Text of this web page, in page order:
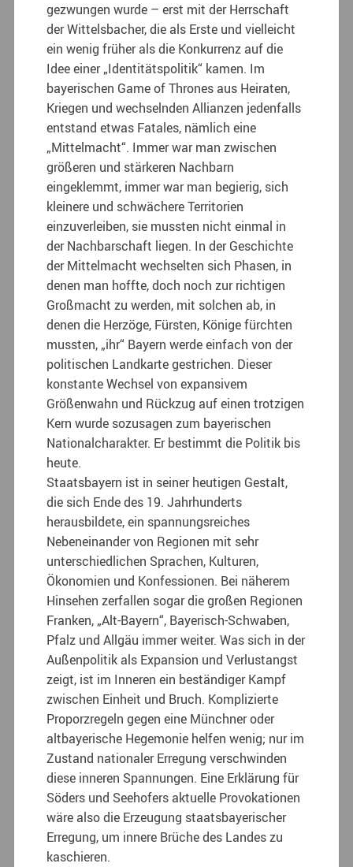
gezwungen wurde – erst mit der Herrschaft
der Wittelsbacher, die als Erste und vielleicht
ein wenig früher als die Konkurrenz auf die
Idee einer „Identitätspolitik“ kamen. Im
bayerischen Game of Thrones aus Heiraten,
Kriegen und wechselnden Allianzen jedenfalls
entstand etwas Fatales, nämlich eine
„Mittelmacht“. Immer war man zwischen
größeren und stärkeren Nachbarn
eingeklemmt, immer war man begierig, sich
kleinere und schwächere Territorien
einzuverleiben, sie mussten nicht einmal in
der Nachbarschaft liegen. In der Geschichte
der Mittelmacht wechselten sich Phasen, in
denen man hoffte, doch noch zur richtigen
Großmacht zu werden, mit solchen ab, in
denen die Herzöge, Fürsten, Könige fürchten
mussten, „ihr“ Bayern werde einfach von der
politischen Landkarte gestrichen. Dieser
konstante Wechsel von expansivem
Größenwahn und Rückzug auf einen trotzigen
Kern wurde sozusagen zum bayerischen
Nationalcharakter. Er bestimmt die Politik bis
heute.
Staatsbayern ist in seiner heutigen Gestalt,
die sich Ende des 19. Jahrhunderts
herausbildete, ein spannungsreiches
Nebeneinander von Regionen mit sehr
unterschiedlichen Sprachen, Kulturen,
Ökonomien und Konfessionen. Bei näherem
Hinsehen zerfallen sogar die großen Regionen
Franken, „Alt-Bayern“, Bayerisch-Schwaben,
Pfalz und Allgäu immer weiter. Was sich in der
Außenpolitik als Expansion und Verlustangst
zeigt, ist im Inneren ein beständiger Kampf
zwischen Einheit und Bruch. Komplizierte
Proporzregeln gegen eine Münchner oder
altbayerische Hegemonie helfen wenig; nur im
Zustand nationaler Erregung verschwinden
diese inneren Spannungen. Eine Erklärung für
Söders und Seehofers aktuelle Provokationen
wäre also die Erzeugung staatsbayerischer
Erregung, um innere Brüche des Landes zu
kaschieren.